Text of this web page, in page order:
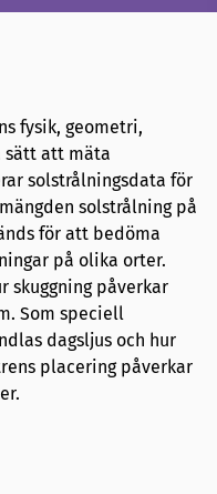
fysik, geometri,
att mäta
solstrålningsdata för
solstrålning på
för att bedöma
på olika orter.
skuggning påverkar
Som speciell
dagsljus och hur
placering påverkar